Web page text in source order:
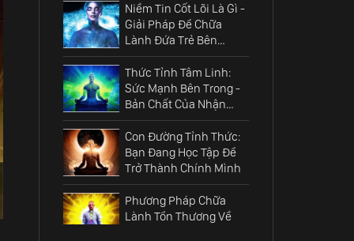
Niềm Tin Cốt Lõi Là Gì -
Giải Pháp Để Chữa
Lành Đứa Trẻ Bên
Trong Chúng Ta
Thức Tỉnh Tâm Linh:
Sức Mạnh Bên Trong -
Bản Chất Của Nhận
Thức Linh Hồn
Con Đường Tỉnh Thức:
Bạn Đang Học Tập Để
Trở Thành Chính Mình
Phương Pháp Chữa
Lành Tổn Thương Về